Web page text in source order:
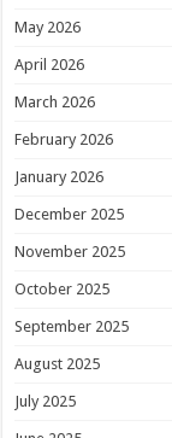
May 2026
April 2026
March 2026
February 2026
January 2026
December 2025
November 2025
October 2025
September 2025
August 2025
July 2025